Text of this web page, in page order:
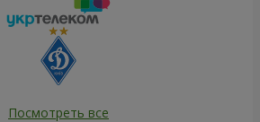
Посмотреть все